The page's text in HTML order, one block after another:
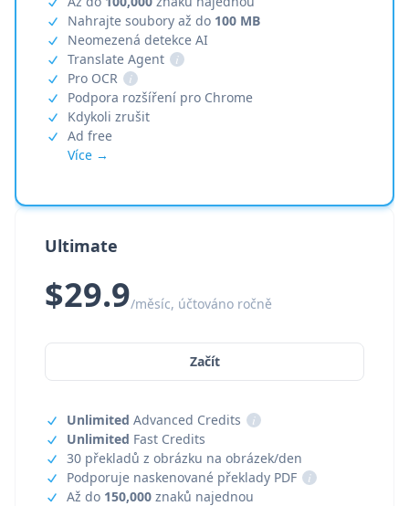
Nahrajte soubory až do 100 MB
Neomezená detekce AI
Translate Agent
i
Pro OCR
i
Podpora rozšíření pro Chrome
Kdykoli zrušit
Ad free
Více →
Ultimate
$29.9/měsíc, účtováno ročně
Začít
Unlimited Advanced Credits
i
Unlimited Fast Credits
30 překladů z obrázku na obrázek/den
Podporuje naskenované překlady PDF
i
Až do 150,000 znaků najednou